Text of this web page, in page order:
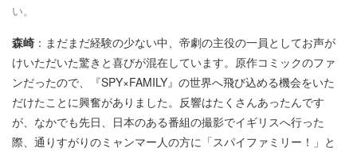
い。
森崎 ：まだまだ経験の少ない中、帝劇の主役の一員としてお声が
けいただいた驚きと喜びが混在しています。原作コミックのファ
ンだったので、『SPY×FAMILY』の世界へ飛び込める機会をいた
だけたことに興奮がありました。反響はたくさんあったんです
が、なかでも先日、日本のある番組の撮影でイギリスへ行った
際、通りすがりのミャンマー人の方に「スパイファミリー！」と